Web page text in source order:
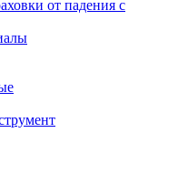
от падения с